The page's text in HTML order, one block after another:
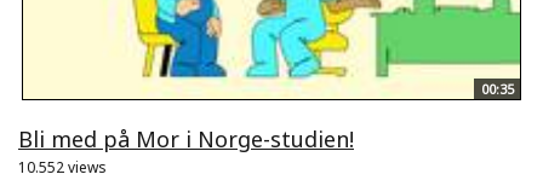
00:35
Bli med på Mor i Norge-studien!
10.552 views